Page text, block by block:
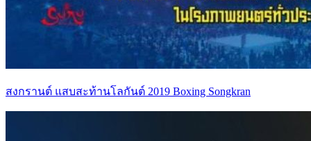
สงกรานต์ แสบสะท้านโลกันต์ 2019 Boxing Songkran